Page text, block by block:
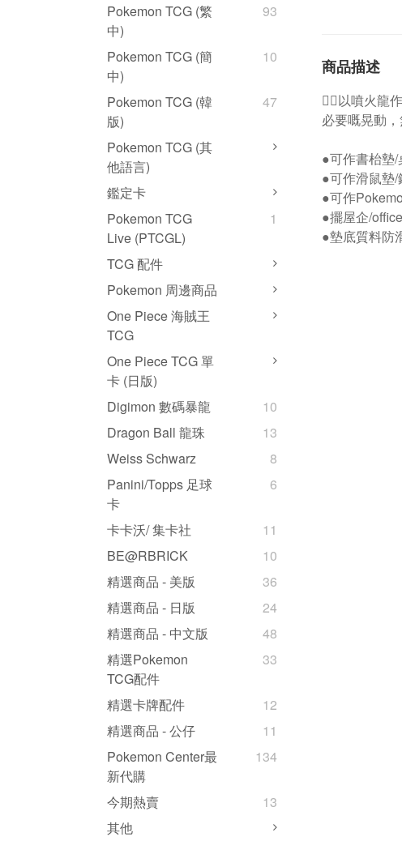
Pokemon TCG (繁
中)
93
Pokemon TCG (簡
中)
10
Pokemon TCG (韓
版)
47
Pokemon TCG (其
他語言)
鑑定卡
Pokemon TCG
Live (PTCGL)
1
TCG 配件
Pokemon 周邊商品
One Piece 海賊王
TCG
One Piece TCG 單
卡 (日版)
Digimon 數碼暴龍
10
Dragon Ball 龍珠
13
Weiss Schwarz
8
Panini/Topps 足球
卡
6
卡卡沃/ 集卡社
11
BE@RBRICK
10
精選商品 - 美版
36
精選商品 - 日版
24
精選商品 - 中文版
48
精選Pokemon
TCG配件
33
精選卡牌配件
12
精選商品 - 公仔
11
Pokemon Center最
新代購
134
今期熱賣
13
其他
商品描述
👍🏻以噴火
必要嘅晃動
●可作書枱墊/
●可作滑鼠墊
●可作
●擺屋企/
●墊底質料防